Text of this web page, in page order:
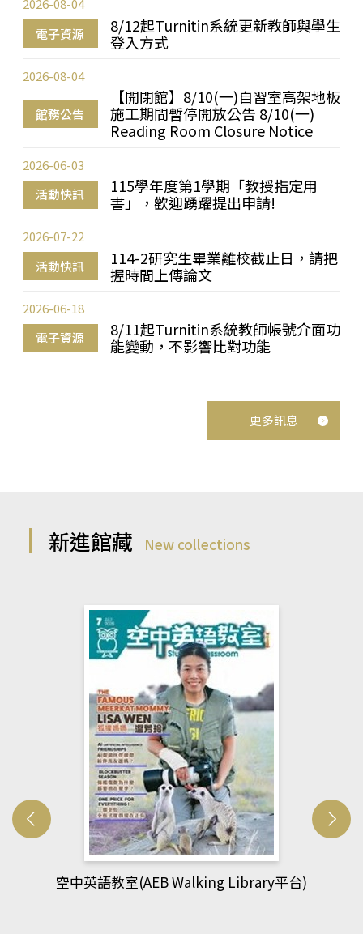
電子資源
8/12起Turnitin系統更新教師與學生
登入方式
2026-08-04
館務公告
【開閉館】8/10(一)自習室高架地板
施工期間暫停開放公告 8/10(一)
Reading Room Closure Notice
2026-08-04
活動快訊
115學年度第1學期「教授指定用
書」，歡迎踴躍提出申請!
2026-06-03
活動快訊
114-2研究生畢業離校截止日，請把
握時間上傳論文
2026-07-22
電子資源
8/11起Turnitin系統教師帳號介面功
能變動，不影響比對功能
2026-06-18
更多訊息
新進館藏 New collections
網管人(kono平台)